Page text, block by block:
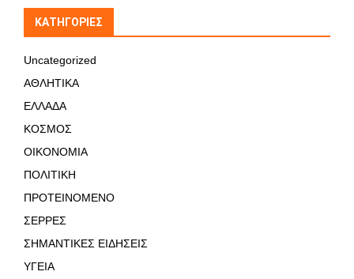
KΑΤΗΓΟΡΊΕΣ
Uncategorized
ΑΘΛΗΤΙΚΑ
ΕΛΛΑΔΑ
ΚΟΣΜΟΣ
ΟΙΚΟΝΟΜΙΑ
ΠΟΛΙΤΙΚΗ
ΠΡΟΤΕΙΝΟΜΕΝΟ
ΣΕΡΡΕΣ
ΣΗΜΑΝΤΙΚΕΣ ΕΙΔΗΣΕΙΣ
ΥΓΕΙΑ